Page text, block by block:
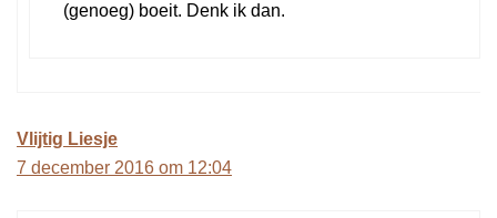
(genoeg) boeit. Denk ik dan.
Vlijtig Liesje
7 december 2016 om 12:04